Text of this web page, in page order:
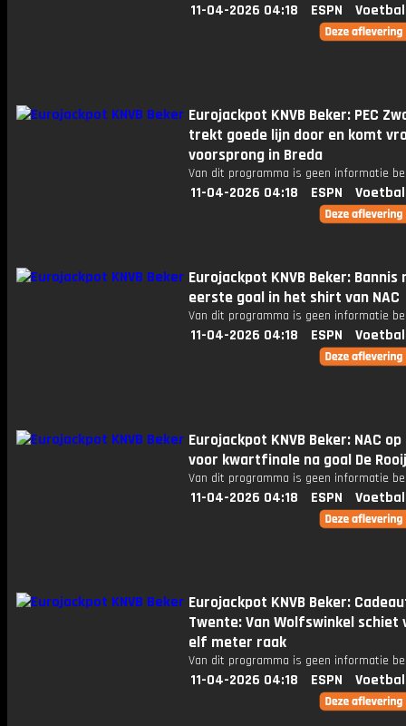
11-04-2026 04:18 ESPN
Eurojackpot KNVB Beker: PEC
trekt goede lijn door en komt
voorsprong in Breda
Van dit programma is geen informatie
11-04-2026 04:18 ESPN
Eurojackpot KNVB Beker: Bannis
eerste goal in het shirt van NAC
Van dit programma is geen informatie
11-04-2026 04:18 ESPN
Eurojackpot KNVB Beker: NAC
voor kwartfinale na goal De Rooij
Van dit programma is geen informatie
11-04-2026 04:18 ESPN
Eurojackpot KNVB Beker:
Twente: Van Wolfswinkel schiet
elf meter raak
Van dit programma is geen informatie
11-04-2026 04:18 ESPN